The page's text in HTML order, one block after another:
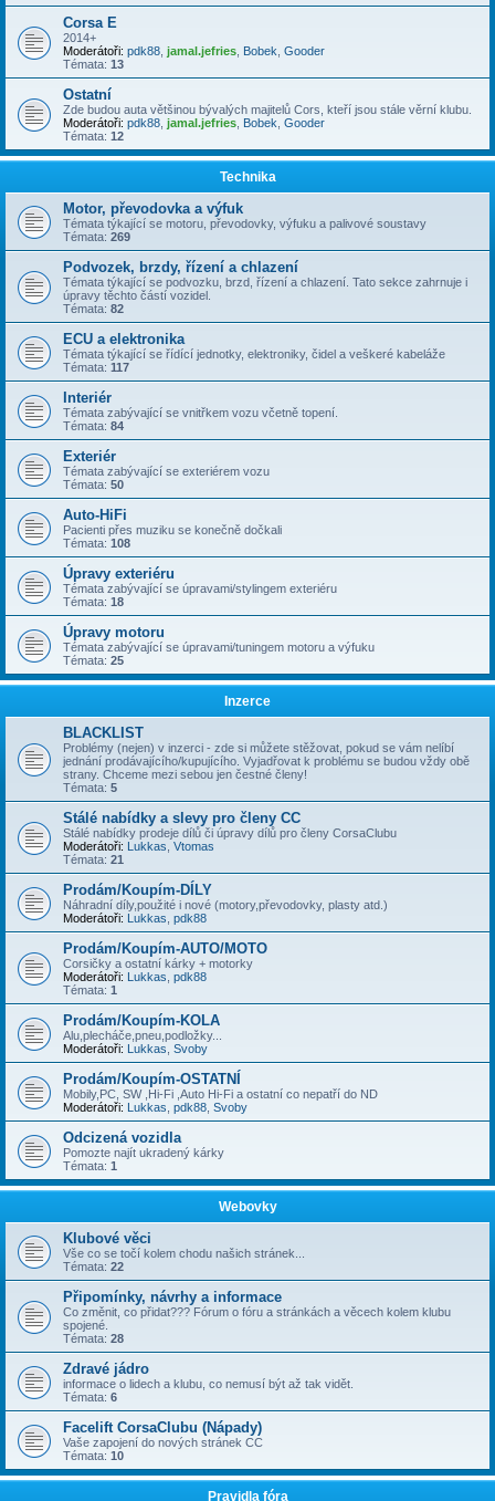
Corsa E
2014+
Moderátoři: pdk88 jamal.jefries Bobek Gooder
Témata: 13
Ostatní
Zde budou auta většinou bývalých majitelů Cors, kteří jsou stále věrní klubu.
Moderátoři: pdk88 jamal.jefries Bobek Gooder
Témata: 12
Technika
Motor, převodovka a výfuk
Témata týkající se motoru, převodovky, výfuku a palivové soustavy
Témata: 269
Podvozek, brzdy, řízení a chlazení
Témata týkající se podvozku, brzd, řízení a chlazení. Tato sekce zahrnuje i
úpravy těchto částí vozidel.
Témata: 82
ECU a elektronika
Témata týkající se řídící jednotky, elektroniky, čidel a veškeré kabeláže
Témata: 117
Interiér
Témata zabývající se vnitřkem vozu včetně topení.
Témata: 84
Exteriér
Témata zabývající se exteriérem vozu
Témata: 50
Auto-HiFi
Pacienti přes muziku se konečně dočkali
Témata: 108
Úpravy exteriéru
Témata zabývající se úpravami/stylingem exteriéru
Témata: 18
Úpravy motoru
Témata zabývající se úpravami/tuningem motoru a výfuku
Témata: 25
Inzerce
BLACKLIST
Problémy (nejen) v inzerci - zde si můžete stěžovat, pokud se vám nelíbí
jednání prodávajícího/kupujícího. Vyjadřovat k problému se budou vždy obě
strany. Chceme mezi sebou jen čestné členy!
Témata: 5
Stálé nabídky a slevy pro členy CC
Stálé nabídky prodeje dílů či úpravy dílů pro členy CorsaClubu
Moderátoři: Lukkas Vtomas
Témata: 21
Prodám/Koupím-DÍLY
Náhradní díly,použité i nové (motory,převodovky, plasty atd.)
Moderátoři: Lukkas pdk88
Prodám/Koupím-AUTO/MOTO
Corsičky a ostatní kárky + motorky
Moderátoři: Lukkas pdk88
Témata: 1
Prodám/Koupím-KOLA
Alu,plecháče,pneu,podložky...
Moderátoři: Lukkas Svoby
Prodám/Koupím-OSTATNÍ
Mobily,PC, SW ,Hi-Fi ,Auto Hi-Fi a ostatní co nepatří do ND
Moderátoři: Lukkas pdk88 Svoby
Odcizená vozidla
Pomozte najít ukradený kárky
Témata: 1
Webovky
Klubové věci
Vše co se točí kolem chodu našich stránek...
Témata: 22
Připomínky, návrhy a informace
Co změnit, co přidat??? Fórum o fóru a stránkách a věcech kolem klubu
spojené.
Témata: 28
Zdravé jádro
informace o lidech a klubu, co nemusí být až tak vidět.
Témata: 6
Facelift CorsaClubu (Nápady)
Vaše zapojení do nových stránek CC
Témata: 10
Pravidla fóra